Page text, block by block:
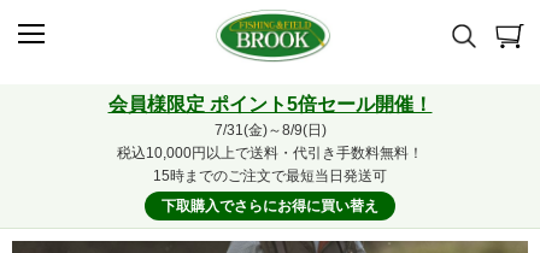
会員様限定 ポイント5倍セール開催！
7/31(金)～8/9(日)
税込10,000円以上で送料・代引き手数料無料！
15時までのご注文で最短当日発送可
下取購入でさらにお得に買い替え